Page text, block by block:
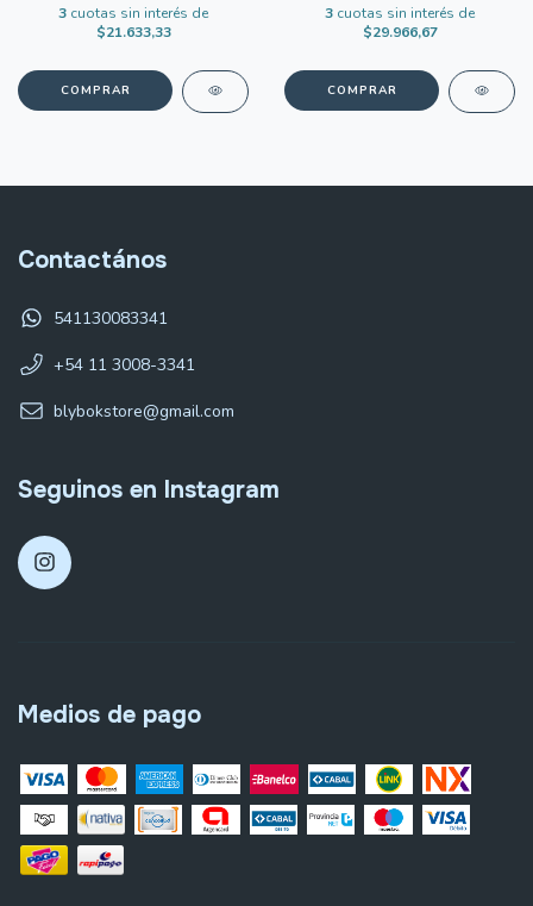
3 cuotas sin interés de
$21.633,33
3 cuotas sin interés de
$29.966,67
Contactános
541130083341
+54 11 3008-3341
blybokstore@gmail.com
Seguinos en Instagram
Medios de pago